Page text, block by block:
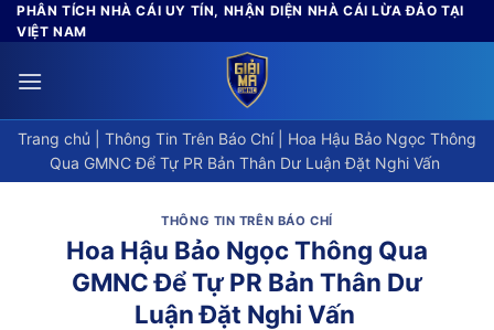
Skip
to
content
PHÂN TÍCH NHÀ CÁI UY TÍN, NHẬN DIỆN NHÀ CÁI LỪA ĐẢO TẠI
VIỆT NAM
Trang chủ Thông Tin Trên Báo Chí| Hoa Hậu Bảo Ngọc Thông
Qua GMNC Để Tự PR Bản Thân Dư Luận Đặt Nghi Vấn
THÔNG TIN TRÊN BÁO CHÍ
Hoa Hậu Bảo Ngọc Thông Qua
GMNC Để Tự PR Bản Thân Dư
Luận Đặt Nghi Vấn